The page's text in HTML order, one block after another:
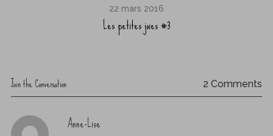
22 mars 2016
Les petites joies #3
Join the Conversation 2 Comments
sAnne-Lise